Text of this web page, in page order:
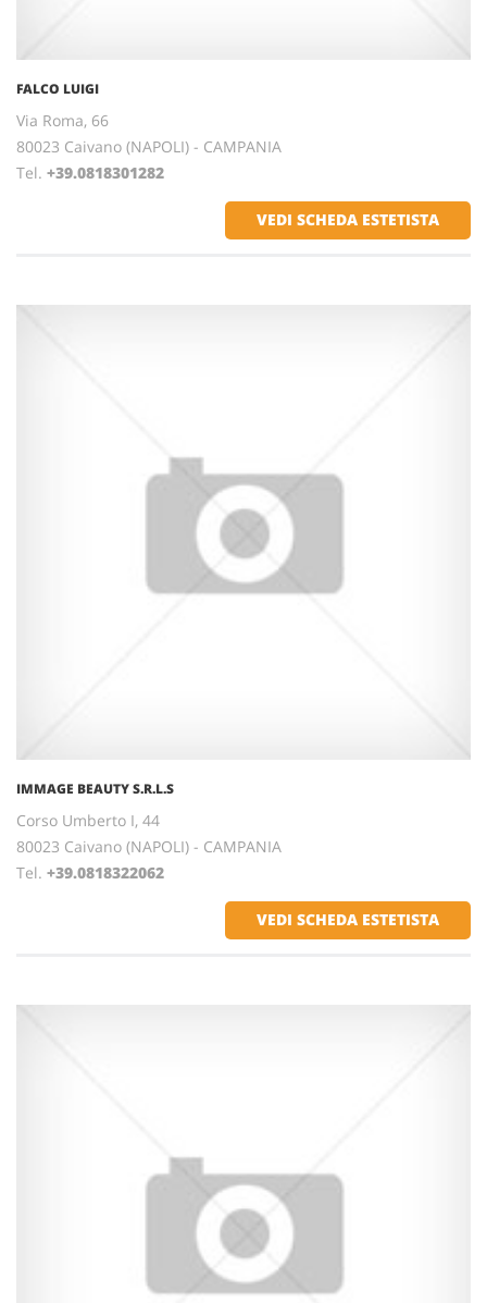
FALCO LUIGI
Via Roma, 66
80023 Caivano (NAPOLI) - CAMPANIA
Tel. +39.0818301282
VEDI SCHEDA ESTETISTA
IMMAGE BEAUTY S.R.L.S
Corso Umberto I, 44
80023 Caivano (NAPOLI) - CAMPANIA
Tel. +39.0818322062
VEDI SCHEDA ESTETISTA